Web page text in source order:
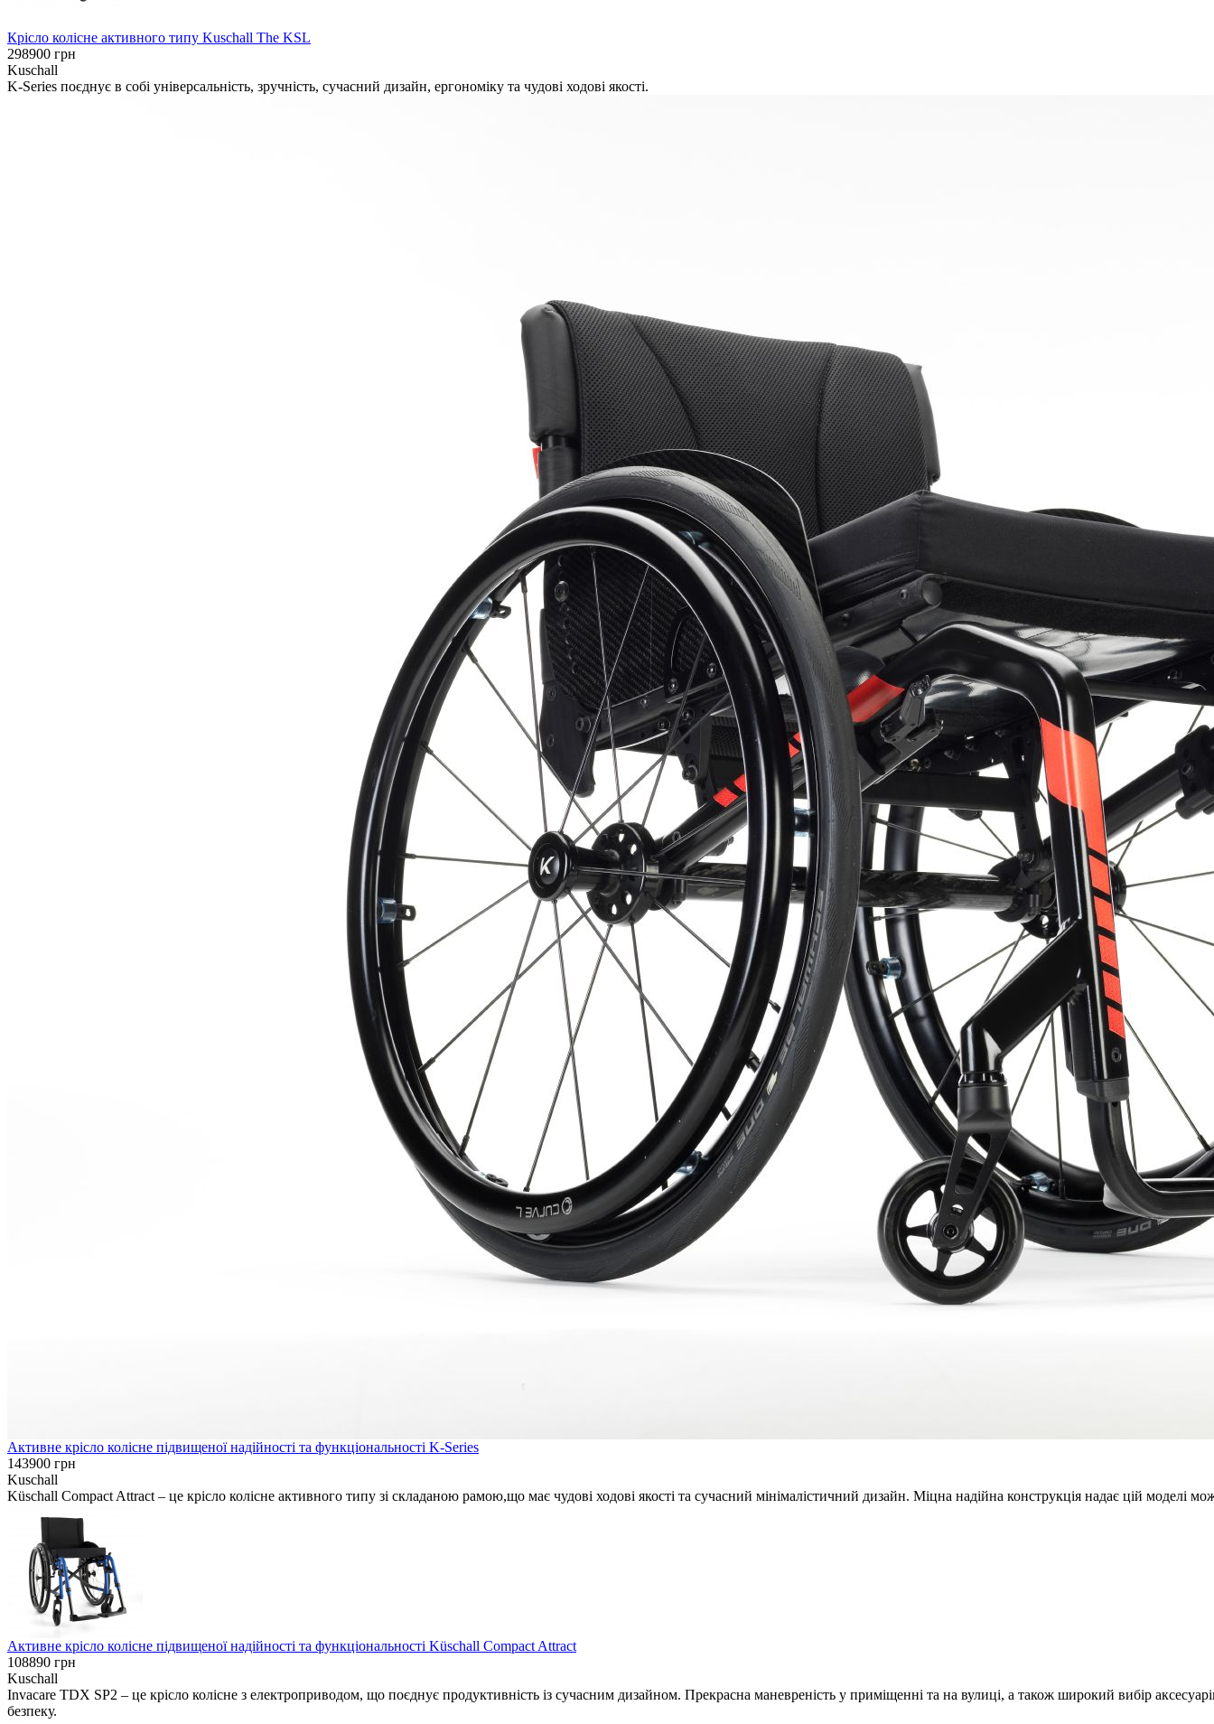
Крісло колісне активного типу Kuschall The KSL
298900 грн
Kuschall
K-Series поєднує в собі універсальність, зручність, сучасний дизайн, ергономіку та чудові ходові якості.
Активне крісло колісне підвищеної надійності та функціональності K-Series
143900 грн
Kuschall
Küschall Compact Attract – це крісло колісне активного типу зі складаною рамою,що має чудові ходові якості та сучасний мінімалістичний дизайн. Міцна надійна конструкція надає цій моделі
Активне крісло колісне підвищеної надійності та функціональності Küschall Compact Attract
108890 грн
Kuschall
Invacare TDX SP2 – це крісло колісне з електроприводом, що поєднує продуктивність із сучасним дизайном. Прекрасна маневреність у приміщенні та на вулиці, а також широкий вибір
безпеку.